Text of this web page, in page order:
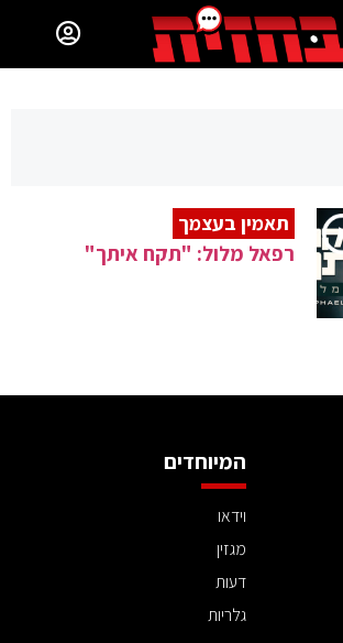
תאמין בעצמך
רפאל מלול: "תקח איתך"
המיוחדים
וידאו
מגזין
דעות
גלריות